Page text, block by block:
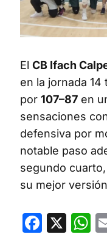
El CB Ifach
en la jornada 14
por 107–87 en
sensaciones
defensiva por
notable paso
segundo
su mejor
X